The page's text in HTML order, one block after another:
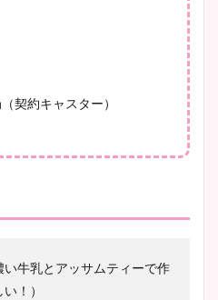
豊島実季アナのカップ画像ま
とめ！美脚や水着姿に年齢も
契約キャスター）
牛乳とアッサムティーで作
！）